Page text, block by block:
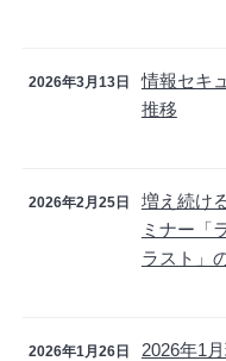
2026年3月13日
情報セキ
推移
2026年2月25日
増え続け
ミナー「
ラスト」
2026年1月26日
2026年1